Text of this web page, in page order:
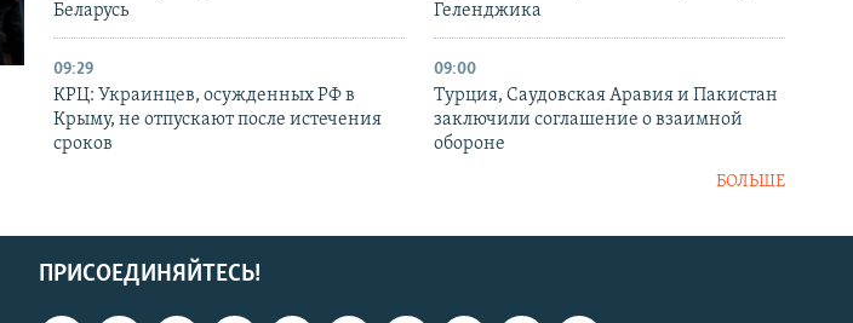
Беларусь
Геленджика
09:29
КРЦ: Украинцев, осужденных РФ в
Крыму, не отпускают после истечения
сроков
09:00
Турция, Саудовская Аравия и Пакистан
заключили соглашение о взаимной
обороне
БОЛЬШЕ
ПРИСОЕДИНЯЙТЕСЬ!